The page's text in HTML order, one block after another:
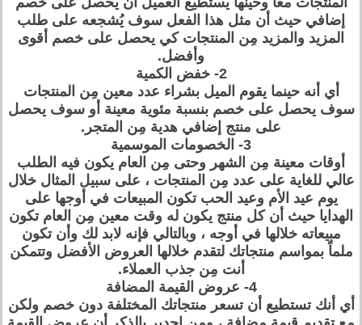
إضافي حيث أن مثل هذا الفعل سوف يُشجعه على طلب
المزيد والمزيد مِن المنتجات كي يحصل على خصم أقوى
وأفضل.
2- خفض الكمية
أي أنه حينما يقوم الميل بشراء عدد معين مِن المنتجات
سوف يحصل على خصم بنسبة مئوية معينة أو سوف يحصل
على منتج إضافي هدية مِن المتجر.
3- الخصومات الموسمية
أوقات معينة مِن الشهر وحتى مِن العام يكون فيه الطلب
عالي للغاية على عدد مِن المنتجات ، على سبيل المثال خلال
يوم عيد الأم وعيد الحب تكون المبيعات في أوجها على
الهدايا حيث أن كل منتج يكون له وقت معين مِن العام تكون
مبيعاته خلالها في أوجه ، وبالتالي فإنه لابد لك وأن تكون
ملماً بمواسم منتجاتك لتقدم خلالها العروض الأفضل وتتمكن
أنت مِن جذب العملاء.
4- عروض القيمة المضافة
أي أنك تستطيع أن تسعر منتجاتك المختلفة دون خصم ولكن